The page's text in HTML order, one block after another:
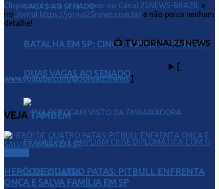
BATALHA EM SP: CINCO NOMES DISPUTAM
DUAS VAGAS AO SENADO
Clique aqui para se inscrever no Canal 25NEWS-BRAZIL e
no Jornal https://jornal25news.com.br/ e não perca nenhum
detalhe!
📺 TV JORNAL25NEWS
▶️ [
www.youtube.com/@Jornal25News]
VEJATAMBÉM
HERÓI DE QUATRO PATAS: PITBULL ENFRENTA
ONÇA E SALVA FAMÍLIA EM SP